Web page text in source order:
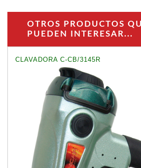
OTROS PRODUCTOS
PUEDEN INTERESAR...
CLAVADORA C-CB/3145R